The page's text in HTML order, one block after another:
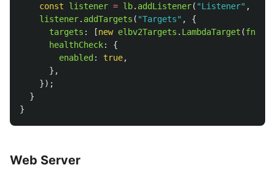
const listener = lb. addListener( "Listener" ,
listener. addTargets ( "Targets" ,
{
targets : [new elbv2Targets . LambdaTarget (fn
healthCheck:
{
enabled : true,
},
});
}
}
Web Server